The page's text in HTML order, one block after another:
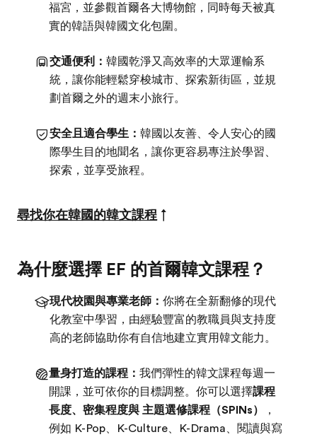
福宮，並參觀首爾各大博物館，同時每天被真
實的韓語與韓國文化包圍。
交通便利： 韓國乾淨又高效率的大眾運輸系
統，讓你能輕鬆穿梭城市、探索新街區，並規
劃首爾之外的週末小旅行。
安全且適合學生： 韓國以友善、令人安心的國
際學生目的地聞名，讓你更容易專注於學習、
探索，並享受旅程。
尋找你在韓國的韓文課程 ↑
為什麼選擇 EF 的首爾韓文課程？
現代校園與專業老師： 你將在全新翻修的現代
化教室中學習，由經驗豐富的教職員與支持度
高的老師協助你有自信地建立實用韓文能力。
量身打造的課程： 我們彈性的韓文課程每週一
開課，並可依你的目標調整。你可以選擇課程
長度、密集程度與 主題選修課程（SPINs）
，
例如 K-Pop、K-Culture、K-Drama、閱讀與寫